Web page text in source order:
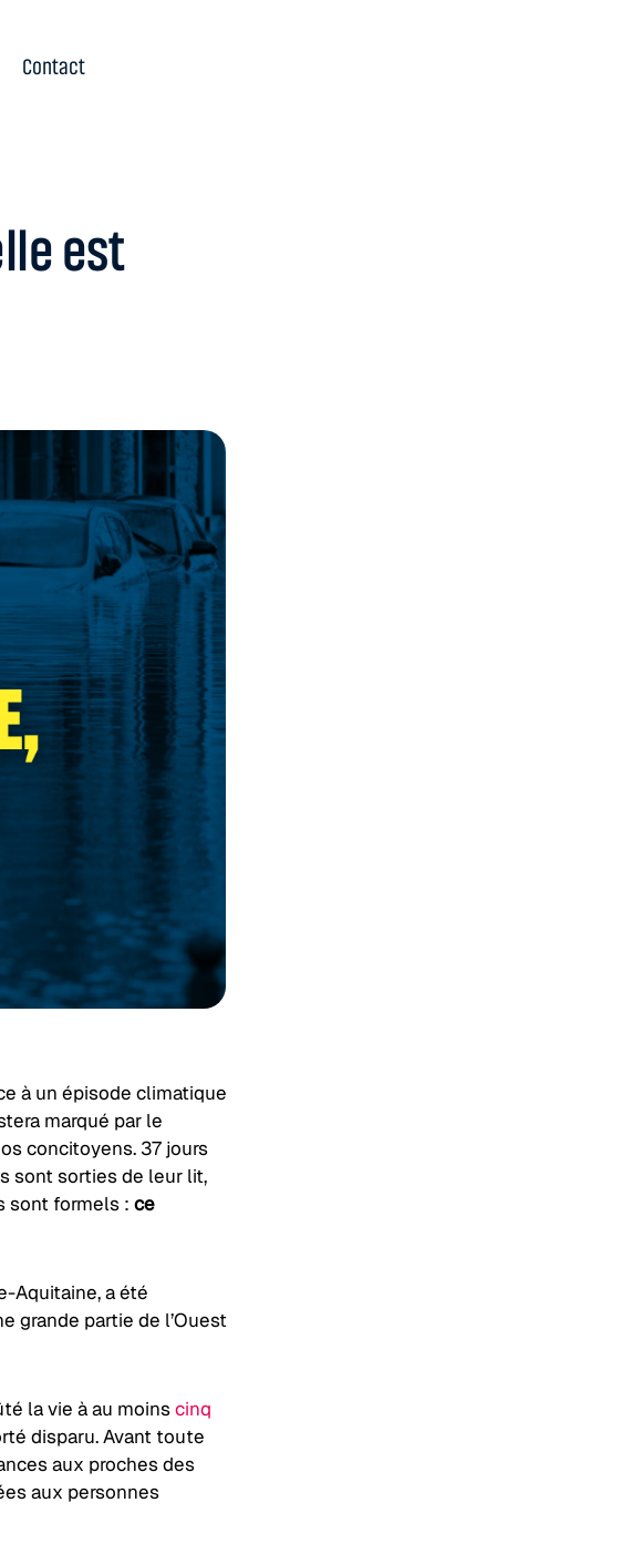
Contact
est
à un épisode climatique
marqué par le
concitoyens. 37 jours
sont sorties de leur lit,
sont formels : ce
Aquitaine, a été
grande partie de l’Ouest
la vie à au moinscinq
disparu. Avant toute
aux proches des
aux personnes